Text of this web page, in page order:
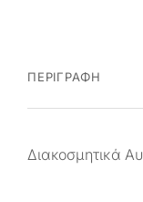
ΠΕΡΙΓΡΑΦΉ
Διακοσμητικά